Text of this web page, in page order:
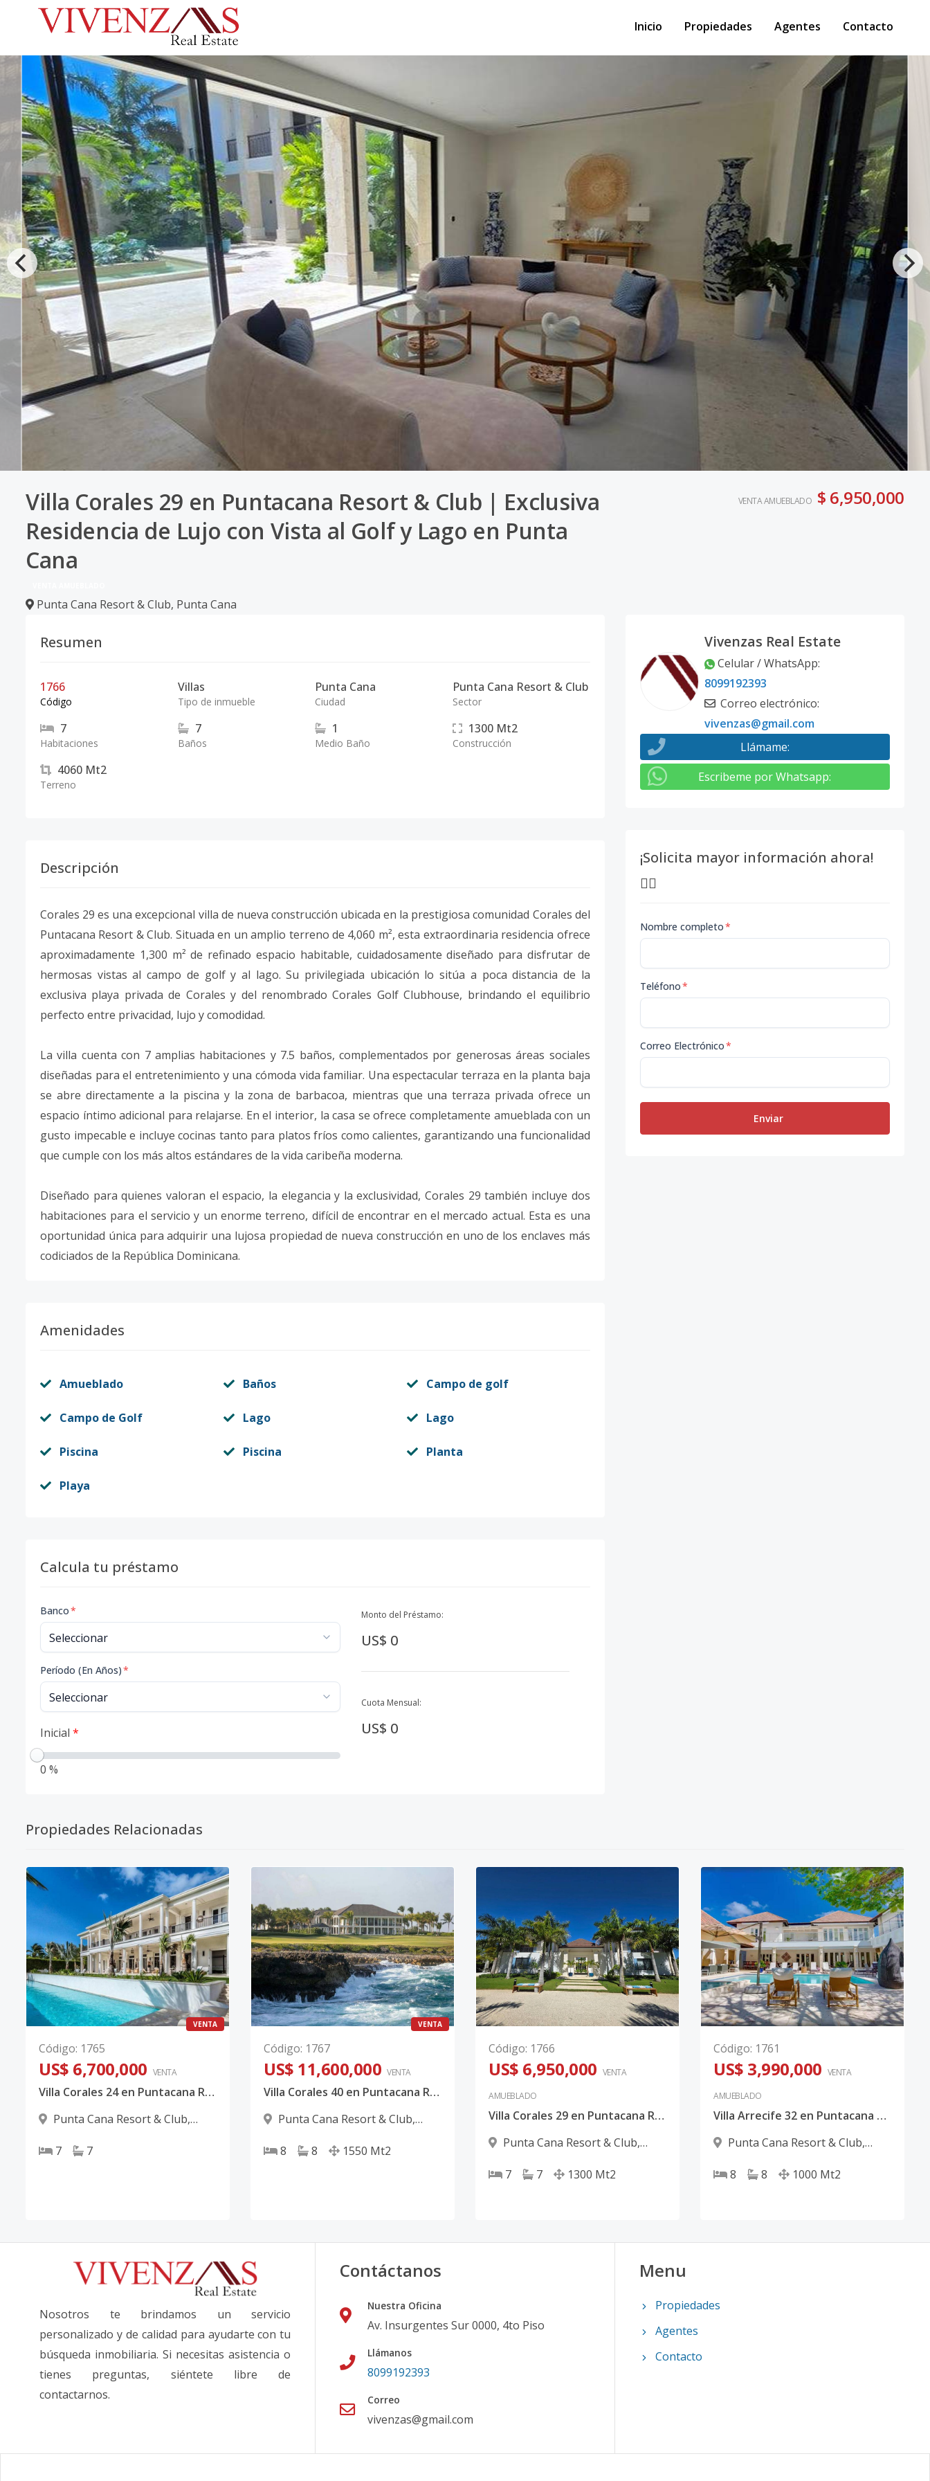
Inicio Propiedades Agentes Contacto
Villa Corales 29 en Puntacana Resort & Club | Exclusiva
Residencia de Lujo con Vista al Golf y Lago en Punta
Cana
Punta Cana Resort & Club, Punta Cana
VENTA AMUEBLADO $ 6,950,000
Resumen
1766
Código
Villas
Tipo de inmueble
Punta Cana
Ciudad
Punta Cana Resort & Club
Sector
7
Habitaciones
7
Baños
1
Medio Baño
1300 Mt2
Construcción
4060 Mt2
Terreno
Descripción
Corales 29 es una excepcional villa de nueva construcción ubicada en la prestigiosa comunidad Corales del
Puntacana Resort & Club. Situada en un amplio terreno de 4,060 m², esta extraordinaria residencia ofrece
aproximadamente 1,300 m² de refinado espacio habitable, cuidadosamente diseñado para disfrutar de
hermosas vistas al campo de golf y al lago. Su privilegiada ubicación lo sitúa a poca distancia de la
exclusiva playa privada de Corales y del renombrado Corales Golf Clubhouse, brindando el equilibrio
perfecto entre privacidad, lujo y comodidad.
La villa cuenta con 7 amplias habitaciones y 7.5 baños, complementados por generosas áreas sociales
diseñadas para el entretenimiento y una cómoda vida familiar. Una espectacular terraza en la planta baja
se abre directamente a la piscina y la zona de barbacoa, mientras que una terraza privada ofrece un
espacio íntimo adicional para relajarse. En el interior, la casa se ofrece completamente amueblada con un
gusto impecable e incluye cocinas tanto para platos fríos como calientes, garantizando una funcionalidad
que cumple con los más altos estándares de la vida caribeña moderna.
Diseñado para quienes valoran el espacio, la elegancia y la exclusividad, Corales 29 también incluye dos
habitaciones para el servicio y un enorme terreno, difícil de encontrar en el mercado actual. Esta es una
oportunidad única para adquirir una lujosa propiedad de nueva construcción en uno de los enclaves más
codiciados de la República Dominicana.
Amenidades
Amueblado Baños Campo de golf
Campo de Golf Lago Lago
Piscina Piscina Planta
Playa
Calcula tu préstamo
Banco*
Período (En Años)*
Inicial *
0 %
Monto del Préstamo:
US$ 0
Cuota Mensual:
US$ 0
Vivenzas Real Estate
Celular / WhatsApp:
8099192393
Correo electrónico:
vivenzas@gmail.com
Llámame:
Escribeme por Whatsapp:
¡Solicita mayor información ahora!
👇🏽
Nombre completo*
Teléfono*
Correo Electrónico*
Enviar
Propiedades Relacionadas
VENTA
Código: 1765
US$ 6,700,000 VENTA
Villa Corales 24 en Puntacana Resort & Club | Exclusiva Residencia Colonial con Vista al Golf y Lago en Punta Cana
Punta Cana Resort & Club,
7
7
VENTA
Código: 1767
US$ 11,600,000 VENTA
Villa Corales 40 en Puntacana Resort & Club | Exclusiva Mansión Frente al Mar con Vista al Corales Golf Club en Punta Cana
Punta Cana Resort & Club,
8
8 1550 Mt2
Código: 1766
US$ 6,950,000 VENTA
AMUEBLADO
Villa Corales 29 en Puntacana Resort & Club | Exclusiva Residencia de Lujo con Vista al Golf y Lago en Punta Cana
Punta Cana Resort & Club,
7
7 1300 Mt2
Código: 1761
US$ 3,990,000 VENTA
AMUEBLADO
Villa Arrecife 32 en Puntacana Resort & Club | Exclusiva Residencia Colonial de Lujo con 8 Habitaciones y Vista al Golf en Punta Cana
Punta Cana Resort & Club,
8
8 1000 Mt2
Nosotros te brindamos un servicio
personalizado y de calidad para ayudarte con tu
búsqueda inmobiliaria. Si necesitas asistencia o
tienes preguntas, siéntete libre de
contactarnos.
Contáctanos
Nuestra Oficina
Av. Insurgentes Sur 0000, 4to Piso
Llámanos
8099192393
Correo
vivenzas@gmail.com
Menu
Propiedades
Agentes
Contacto